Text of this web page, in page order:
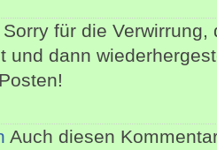
Sorry für die
und dann
Auch diesen